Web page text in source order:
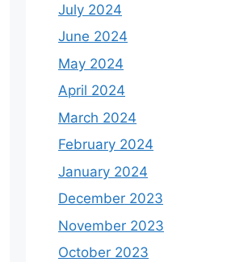
July 2024
June 2024
May 2024
April 2024
March 2024
February 2024
January 2024
December 2023
November 2023
October 2023